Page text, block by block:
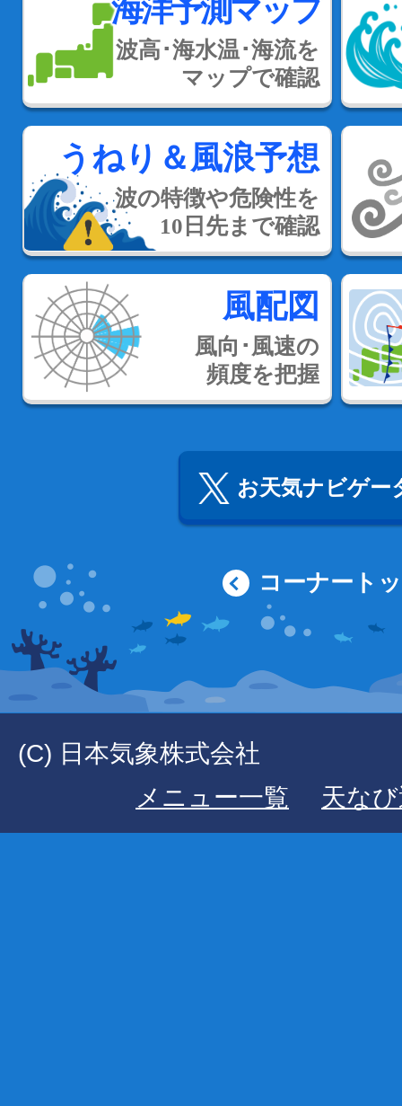
海洋予測マップ
波高･海水温･海流を
マップで確認
うねり＆風浪予想
波の特徴や危険性を
10日先まで確認
風配図
風向･風速の
頻度を把握
お天気ナビゲー
コーナート
(C) 日本気象株式会社
メニュー一覧
天な